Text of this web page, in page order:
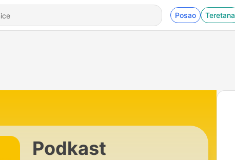
Posao Teretana
Podkast